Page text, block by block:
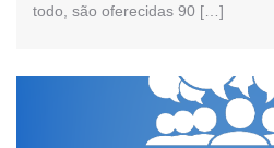
todo, são oferecidas 90 […]